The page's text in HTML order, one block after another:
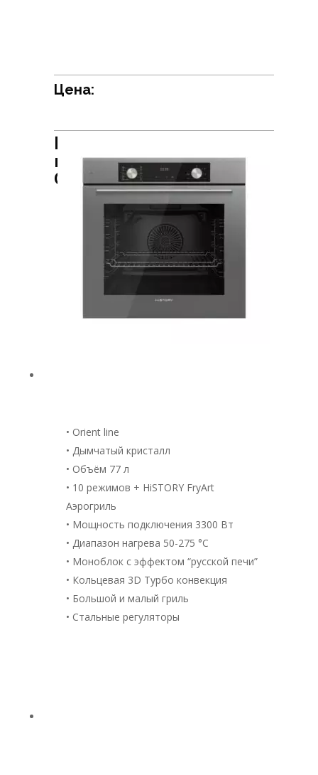
Цена:
Встраиваемый духовой
шкаф HiSTORY
OE7710B.FGR
• Orient line
• Дымчатый кристалл
• Объём 77 л
• 10 режимов + HiSTORY FryArt
Аэрогриль
• Мощность подключения 3300 Вт
• Диапазон нагрева 50-275 °С
• Моноблок с эффектом “русской печи”
• Кольцевая 3D Турбо конвекция
• Большой и малый гриль
• Стальные регуляторы